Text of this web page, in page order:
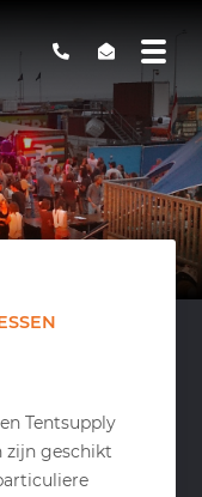
Tentsupply
zijn geschikt